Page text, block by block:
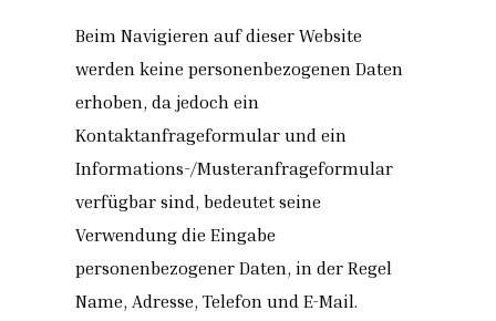
Beim Navigieren auf dieser Website
werden keine personenbezogenen Daten
erhoben, da jedoch ein
Kontaktanfrageformular und ein
Informations-/Musteranfrageformular
verfügbar sind, bedeutet seine
Verwendung die Eingabe
personenbezogener Daten, in der Regel
Name, Adresse, Telefon und E-Mail.